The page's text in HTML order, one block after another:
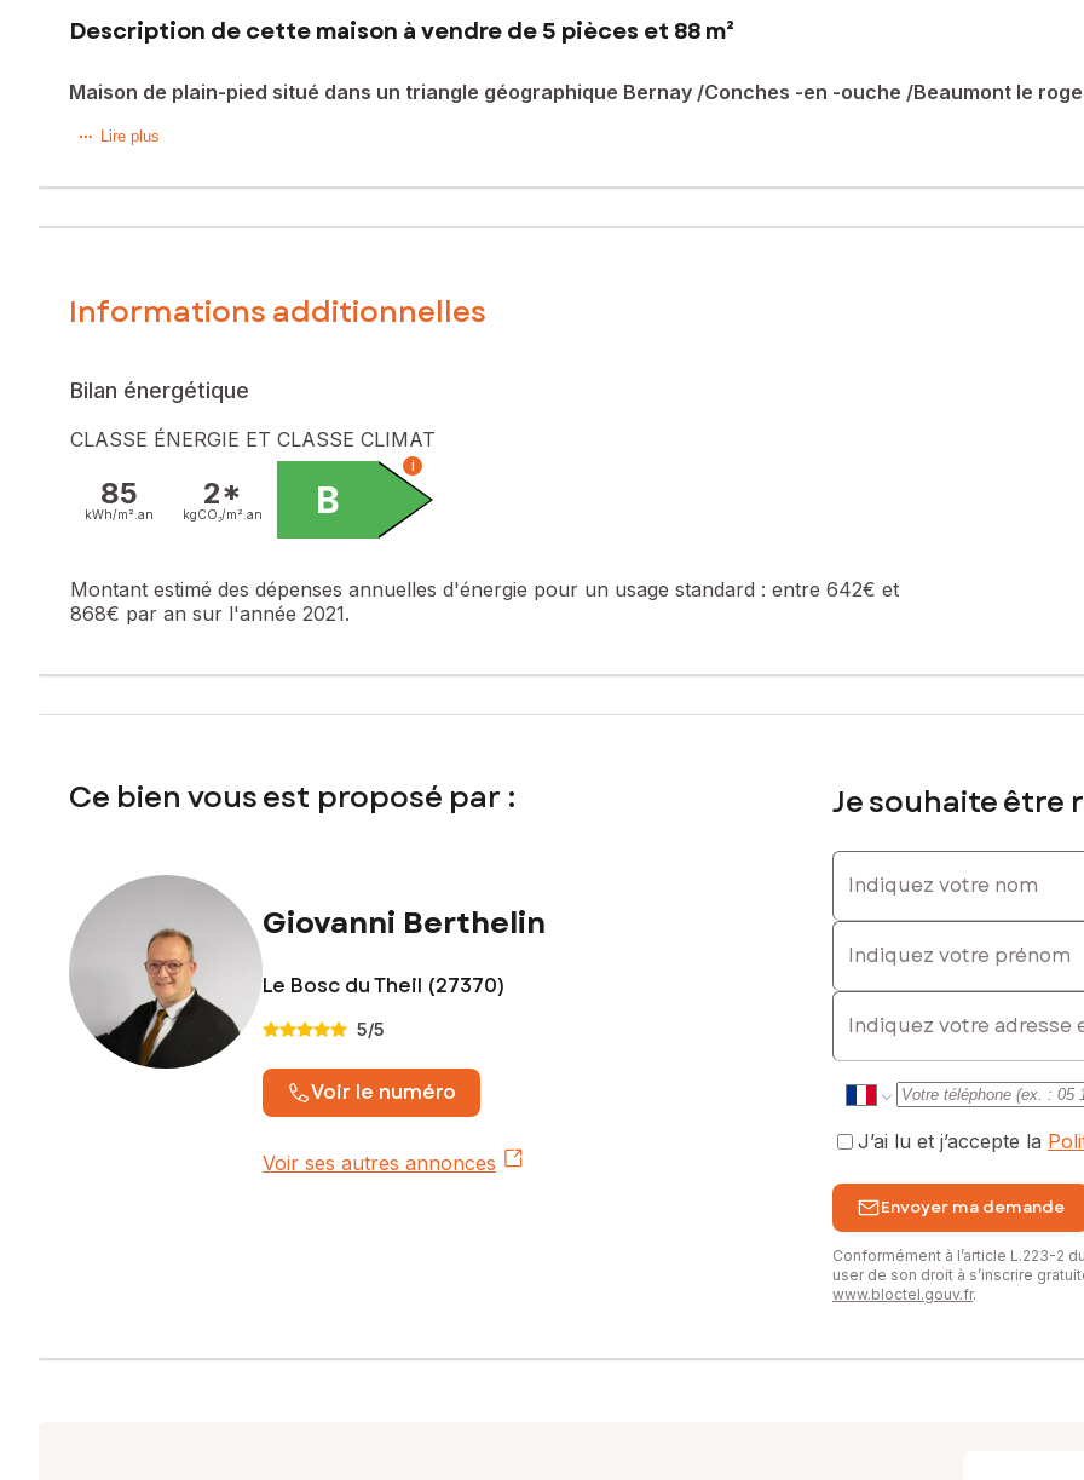
Description de cette maison à vendre de 5 pièces et 88 m²
Maison de plain-pied situé dans un triangle géographique Bernay /Conches -en -ouche /Beaumont le
Située dans la charmante nouvelle commune de Mesnil-en-Ouche , cette maison bénéficie d'un environnement paisible en
chaleureux.
Prix de vente : 195 000 €
Honoraires charge vendeur
Contactez votre conseiller SAFTI : Giovanni BERTHELIN, Tél. : 06 14 76 69 19, E-mail : giovanni.berthelin@safti.fr - EI - Agent
417804200
Lire plus
Informations additionnelles
Bilan énergétique
CLASSE ÉNERGIE ET CLASSE CLIMAT
85
kWh/m². an
2*
kgCO₂/m². an B
i
Montant estimé des dépenses annuelles d'énergie pour un usage standard : entre 642€ et
868€ par an sur l'année 2021.
Ce bien vous est proposé par :
Giovanni Berthelin
Le Bosc du Theil (27370)
5/5
Voir le numéro
Voir ses autres annonces
Je souhaite être
Indiquez votre nom
Indiquez votre prénom
E-mail
J’ai lu et j’accepte la
Envoyer ma demande
Conformément à l’article L.223-2
user de son droit à s’inscrire
www.bloctel.gouv.fr.